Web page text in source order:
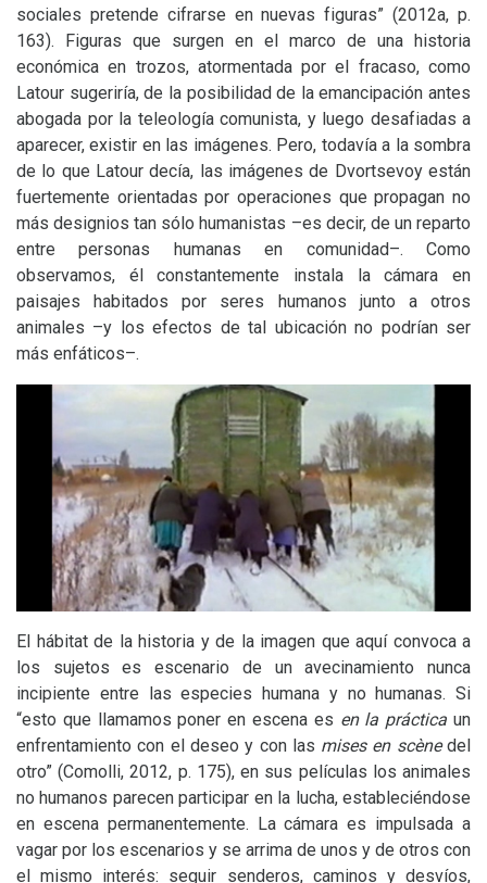
sociales pretende cifrarse en nuevas figuras” (2012a, p.
163). Figuras que surgen en el marco de una historia
económica en trozos, atormentada por el fracaso, como
Latour sugeriría, de la posibilidad de la emancipación antes
abogada por la teleología comunista, y luego desafiadas a
aparecer, existir en las imágenes. Pero, todavía a la sombra
de lo que Latour decía, las imágenes de Dvortsevoy están
fuertemente orientadas por operaciones que propagan no
más designios tan sólo humanistas –es decir, de un reparto
entre personas humanas en comunidad–. Como
observamos, él constantemente instala la cámara en
paisajes habitados por seres humanos junto a otros
animales –y los efectos de tal ubicación no podrían ser
más enfáticos–.
El hábitat de la historia y de la imagen que aquí convoca a
los sujetos es escenario de un avecinamiento nunca
incipiente entre las especies humana y no humanas. Si
“esto que llamamos poner en escena es en la práctica un
enfrentamiento con el deseo y con las mises en scènedel
otro” (Comolli, 2012, p. 175), en sus películas los animales
no humanos parecen participar en la lucha, estableciéndose
en escena permanentemente. La cámara es impulsada a
vagar por los escenarios y se arrima de unos y de otros con
el mismo interés: seguir senderos, caminos y desvíos,